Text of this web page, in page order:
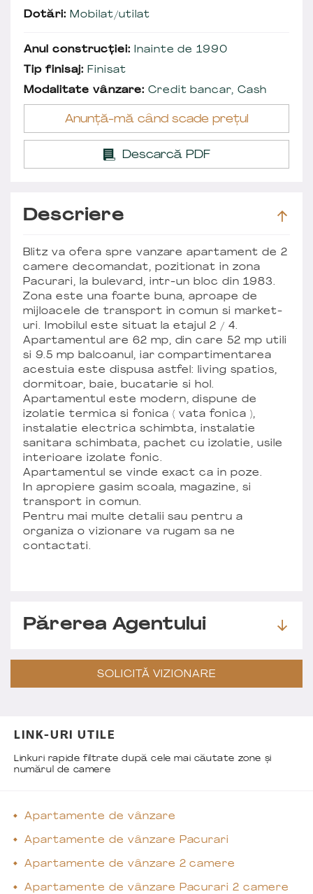
Dotări: Mobilat/utilat
Anul construcției: Inainte de 1990
Tip finisaj: Finisat
Modalitate vânzare: Credit bancar, Cash
Anunță-mă când scade prețul
Descarcă PDF
Descriere
Blitz va ofera spre vanzare apartament de 2
camere decomandat, pozitionat in zona
Pacurari, la bulevard, intr-un bloc din 1983.
Zona este una foarte buna, aproape de
mijloacele de transport in comun si market-
uri. Imobilul este situat la etajul 2 / 4.
Apartamentul are 62 mp, din care 52 mp utili
si 9.5 mp balcoanul, iar compartimentarea
acestuia este dispusa astfel: living spatios,
dormitoar, baie, bucatarie si hol.
Apartamentul este modern, dispune de
izolatie termica si fonica ( vata fonica ),
instalatie electrica schimbta, instalatie
sanitara schimbata, pachet cu izolatie, usile
interioare izolate fonic.
Apartamentul se vinde exact ca in poze.
In apropiere gasim scoala, magazine, si
transport in comun.
Pentru mai multe detalii sau pentru a
organiza o vizionare va rugam sa ne
contactati.
Părerea Agentului
SOLICITĂ VIZIONARE
LINK-URI UTILE
Linkuri rapide filtrate după cele mai căutate zone și
numărul de camere
Apartamente de vânzare
Apartamente de vânzare Pacurari
Apartamente de vânzare 2 camere
Apartamente de vânzare Pacurari 2 camere